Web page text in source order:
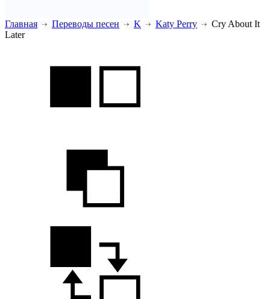
Главная Переводы песен K Katy Perry
Cry About It
Later